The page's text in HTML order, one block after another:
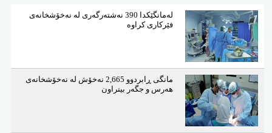
لەمانگێكدا 390 نەشتەرگەری لە نەخۆشخانەی
فێركاری كراوە
مانگی ڕابردوو 2,665 نەخۆش لە نەخۆشخانەی
هەرس و جگەر بینراون